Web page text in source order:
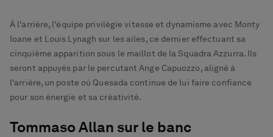
À l'arrière, l'équipe privilégie vitesse et dynamisme avec Monty
Ioane et Louis Lynagh sur les ailes, ce dernier effectuant sa
cinquième apparition sous le maillot de la Squadra Azzurra. Ils
seront appuyés par le percutant Ange Capuozzo, aligné à
l'arrière, un poste où Quesada continue de lui faire confiance
pour son énergie et sa créativité.
Tommaso Allan sur le banc